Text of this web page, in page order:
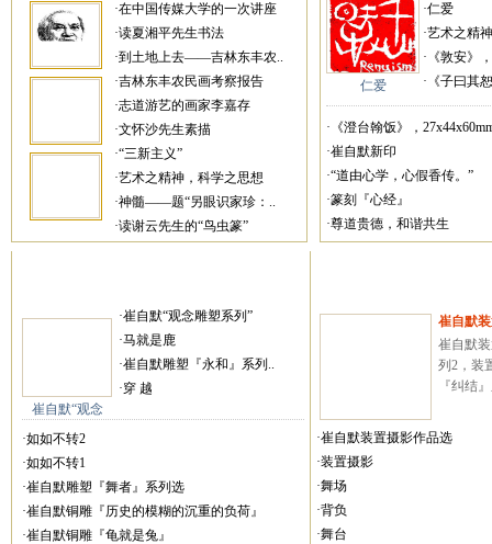
·在中国传媒大学的一次讲座
·读夏湘平先生书法
·到土地上去——吉林东丰农..
·吉林东丰农民画考察报告
·志道游艺的画家李嘉存
·文怀沙先生素描
·“三新主义”
·艺术之精神，科学之思想
·神髓——题“另眼识家珍：..
·读谢云先生的“鸟虫篆”
仁爱
·仁爱
·艺术之精
·《敦安》
·《子曰其
·《澄台翰饭》，
·崔自默新印
·“道由心学，心假香传。”
·篆刻『心经』
·尊道贵德，和谐共生
崔自默“观念
·崔自默“观念雕塑系列”
·马就是鹿
·崔自默雕塑『永和』系列..
·穿 越
·如如不转2
·如如不转1
·崔自默雕塑『舞者』系列选
·崔自默铜雕『历史的模糊的沉重的负荷』
·崔自默铜雕『龟就是兔』
崔自默
崔自默
列2，装
『纠结
·崔自默装置摄影作品选
·装置摄影
·舞场
·背负
·舞台